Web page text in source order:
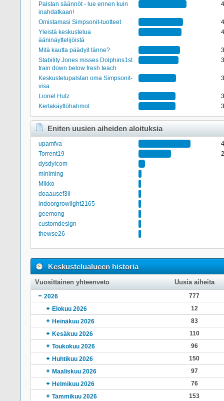
Palstan säännöt - lue ennen kuin
inahdatkaan!
Omistamasi Simpsonit-tuotteet
Yleistä keskustelua
ääninäyttelijöistä
Mitä kautta päädyit tänne?
Stability Jones misses Dolphins1st
train down below fresh teach
Keskustelupalstan oma Simpsonit-
visa
Lionel Hutz
Kertakäyttöhahmot
Eniten uusien aiheiden aloituksia
upamfva
Torrent19
dysdylcom
miniming
Mikko
doaausef3li
indoorgrowlight2165
geemong
customdesign
thewse26
Keskustelualueen historia
Vuosittainen yhteenveto Uusia aiheita
2026
777
Elokuu 2026
12
Heinäkuu 2026
83
Kesäkuu 2026
110
Toukokuu 2026
96
Huhtikuu 2026
150
Maaliskuu 2026
97
Helmikuu 2026
76
Tammikuu 2026
153